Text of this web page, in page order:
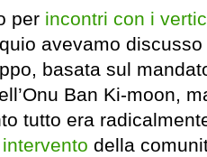
per incontri con i
avevamo discusso
basata sul
Ban Ki-moon,
tutto era
della